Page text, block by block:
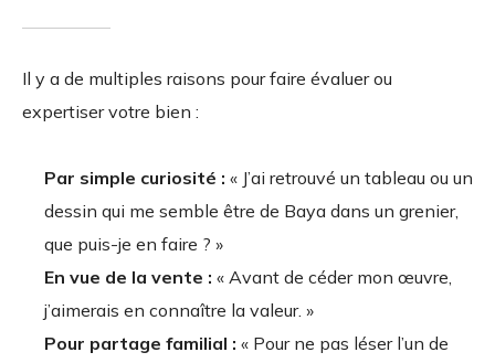
Il y a de multiples raisons pour faire évaluer ou
expertiser votre bien :
Par simple curiosité : « J’ai retrouvé un tableau ou un
dessin qui me semble être de Baya dans un grenier,
que puis-je en faire ? »
En vue de la vente : « Avant de céder mon œuvre,
j’aimerais en connaître la valeur. »
Pour partage familial : « Pour ne pas léser l’un de